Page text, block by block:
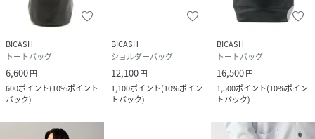
BICASH
トートバッグ
6,600円
600ポイント(10%ポイント
バック)
BICASH
ショルダーバッグ
12,100円
1,100ポイント(10%ポイン
トバック)
BICASH
トートバッグ
16,500円
1,500ポイント(10%ポイン
トバック)